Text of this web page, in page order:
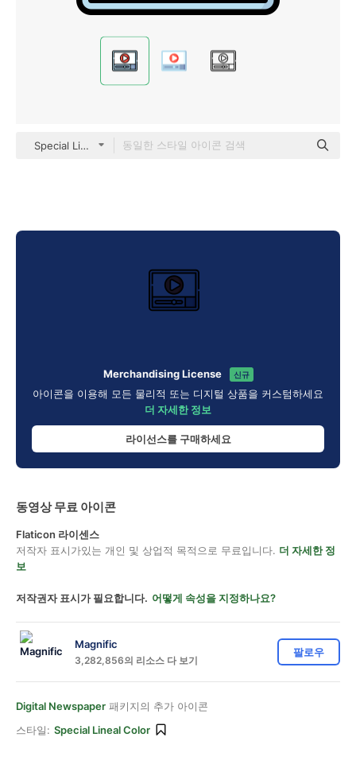
Special Lineal color
Merchandising License 신규
아이콘을 이용해 모든 물리적 또는 디지털 상품을 커스텀하세요
더 자세한 정보
라이선스를 구매하세요
동영상 무료 아이콘
Flaticon 라이센스
저작자 표시가있는 개인 및 상업적 목적으로 무료입니다. 더 자세한 정
보
저작권자 표시가 필요합니다. 어떻게 속성을 지정하나요?
Magnific
3,282,856의 리소스 다 보기
팔로우
Digital Newspaper 패키지의 추가 아이콘
스타일: Special Lineal Color